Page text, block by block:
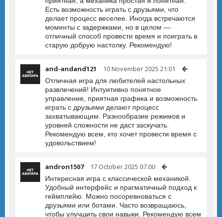
Есть возможность играть с друзьями, что
делает процесс веселее. Иногда встречаются
моменты с задержками, но в целом —
отличный способ провести время и поиграть в
старую добрую настолку. Рекомендую!
and-andand121 10 November 2025 21:01
Отличная игра для любителей настольных
развлечений! Интуитивно понятное
управление, приятная графика и возможность
играть с друзьями делают процесс
захватывающим. Разнообразие режимов и
уровней сложности не даст заскучать.
Рекомендую всем, кто хочет провести время с
удовольствием!
andron1507 17 October 2025 07:00
Интересная игра с классической механикой.
Удобный интерфейс и прагматичный подход к
геймплейю. Можно посоревноваться с
друзьями или ботами. Часто возвращаюсь,
чтобы улучшить свои навыки. Рекомендую всем